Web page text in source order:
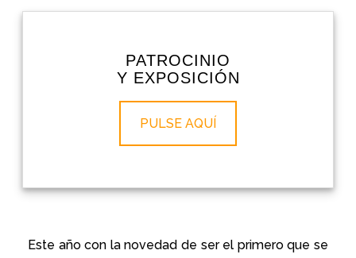
PATROCINIO
Y EXPOSICIÓN
PULSE AQUÍ
Este año con la novedad de ser el primero que se